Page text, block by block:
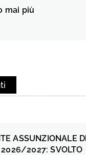
mai più
ASSUNZIONALE
2026/2027: SVOLTO